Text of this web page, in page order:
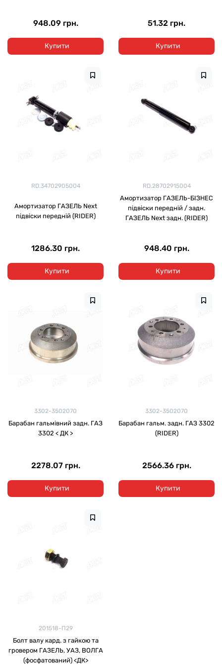
948.09 грн.
Купити
51.32 грн.
Купити
RD.34702905004
Амортизатор ГАЗЕЛЬ Next
підвіски передній (RIDER)
1286.30 грн.
Купити
RD.28702915004
Амортизатор ГАЗЕЛЬ-БІЗНЕС
підвіски передній / задн.
ГАЗЕЛЬ Next задн. (RIDER)
948.40 грн.
Купити
3302-3502070
Барабан гальмівний задн. ГАЗ
3302 < ДК >
2278.07 грн.
Купити
3302-3502070
Барабан гальм. задн. ГАЗ 3302
(RIDER)
2566.36 грн.
Купити
201518-П29
Болт валу кард. з гайкою та
гровером ГАЗЕЛЬ, УАЗ, ВОЛГА
(фосфатований) <ДК>